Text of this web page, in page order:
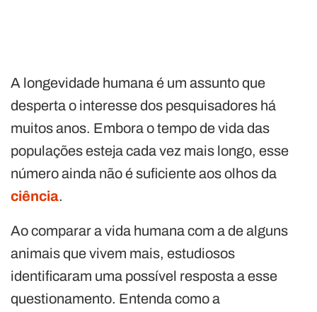
A longevidade humana é um assunto que
desperta o interesse dos pesquisadores há
muitos anos. Embora o tempo de vida das
populações esteja cada vez mais longo, esse
número ainda não é suficiente aos olhos da
ciência.
Ao comparar a vida humana com a de alguns
animais que vivem mais, estudiosos
identificaram uma possível resposta a esse
questionamento. Entenda como a